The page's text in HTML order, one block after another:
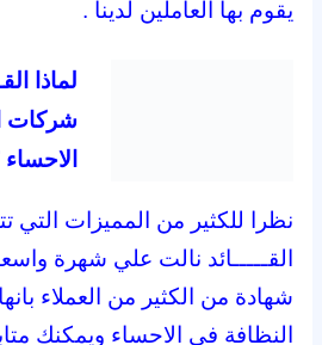
يقوم بها العاملين لدينا .
لماذا
شركات
نظرا للكثير من المميزات التي
القـــــائد نالت علي شهرة
شهادة من الكثير من العملاء
النظافة في الاحساء ويمكنك